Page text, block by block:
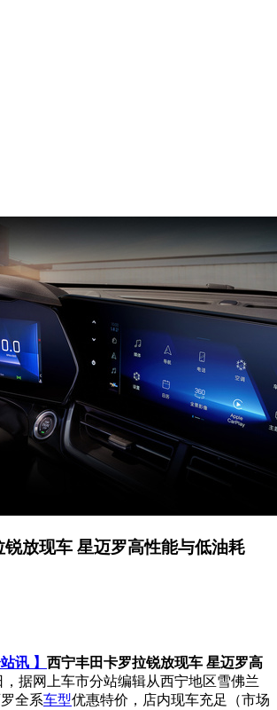
放现车 星迈罗高性能与低油耗
讯 】 西宁丰田卡罗拉锐放现车 星迈罗高
，据网上车市分站编辑从西宁地区雪佛兰
全系车型优惠特价，店内现车充足（市场